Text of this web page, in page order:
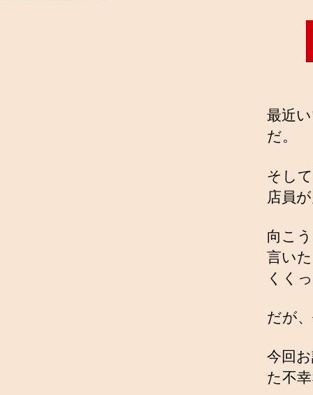
最近
だ。
そし
店員
向こ
言い
くく
だが
今回
た不